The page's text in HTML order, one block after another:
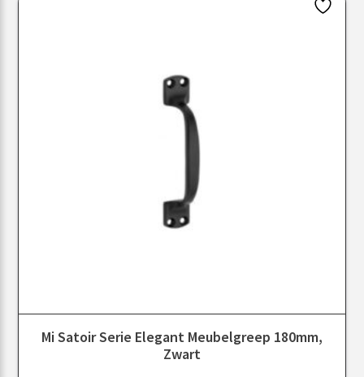
Mi Satoir Serie Elegant Meubelgreep 180mm,
Zwart